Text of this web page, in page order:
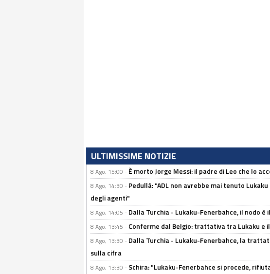
ULTIMISSIME NOTIZIE
8 Ago, 15:00 - È morto Jorge Messi: il padre di Leo che lo
8 Ago, 14:30 - Pedullà: "ADL non avrebbe mai tenuto
degli agenti"
8 Ago, 14:05 - Dalla Turchia - Lukaku-Fenerbahce, il nodo
8 Ago, 13:45 - Conferme dal Belgio: trattativa tra Lukaku e
8 Ago, 13:30 - Dalla Turchia - Lukaku-Fenerbahce, la
sulla cifra
8 Ago, 13:30 - Schira: "Lukaku-Fenerbahce si procede,